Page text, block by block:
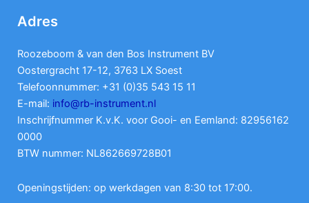
Adres
Roozeboom & van den Bos Instrument BV
Oostergracht 17-12, 3763 LX Soest
Telefoonnummer: +31 (0)35 543 15 11
E-mail: info@rb-instrument.nl
Inschrijfnummer K.v.K. voor Gooi- en Eemland: 82956162
0000
BTW nummer: NL862669728B01
Openingstijden: op werkdagen van 8:30 tot 17:00.